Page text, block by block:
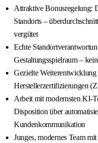
Attraktive Bonusregelung:
Standorts –
vergütet
Echte
Gestaltungsspielraum –
Gezielte
Herstellerzertifizierungen
Arbeit mit modernsten KI-
Disposition über
Kundenkommunikation
Junges, modernes Team